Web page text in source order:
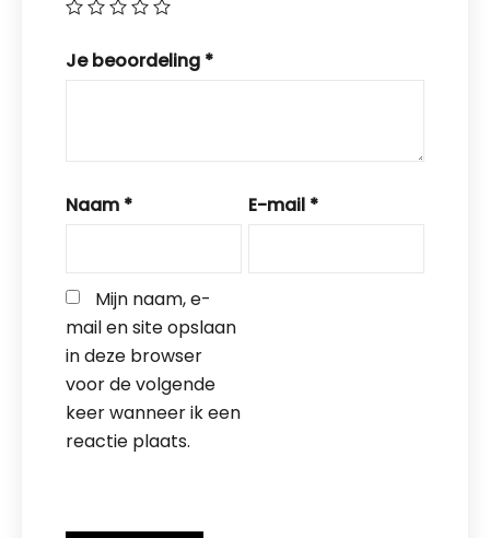
Je beoordeling *
Naam * E-mail *
Mijn naam, e-
mail en site opslaan
in deze browser
voor de volgende
keer wanneer ik een
reactie plaats.